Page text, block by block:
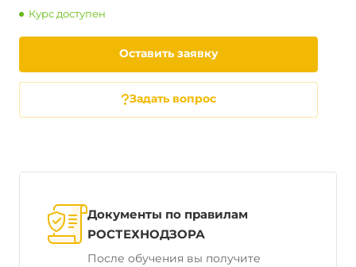
Курс доступен
Оставить заявку
Задать вопрос
Документы по правилам
РОСТЕХНОДЗОРА
После обучения вы получите